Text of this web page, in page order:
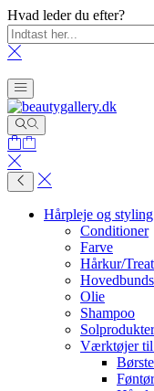
Hvad leder du efter?
Hårpleje og styling
Conditioner
Farve
Hårkur/
Olie
Shampoo
Værktøjer til